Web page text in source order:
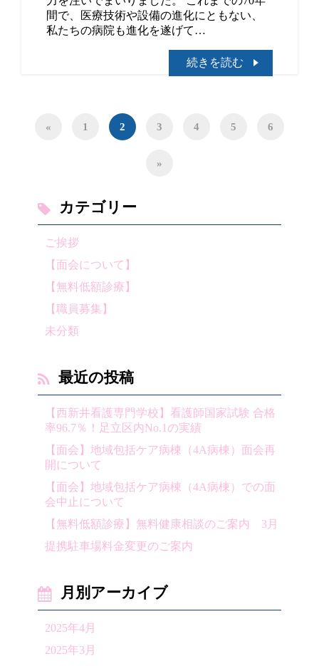
間で、医療技術や設備の進化にともない、
私たちの病院も進化を遂げて…
続きを読む
« 1 2 3 4 5 6
»
カテゴリー
ご挨拶
【面会について】
【無料低額診療】
【職員募集】
未分類
最近の投稿
【西新井看護専門学校】看護師国家試験 合格
率96.7％！足立区内No.1の実績
【面会】地域包括ケア病棟（4A病棟）面会再
開について
【面会】地域包括ケア病棟（4A病棟）での面
会中止について
【無料低額診療】無料健康相談のご案内 3月
提携駐車場料金変更のご案内
月別アーカイブ
2025年4月
2025年3月